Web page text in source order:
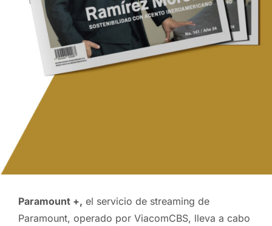
Paramount +, el servicio de streaming de
Paramount, operado por ViacomCBS, lleva a cabo